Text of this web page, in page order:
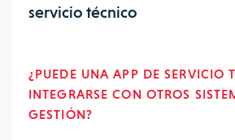
servicio técnico
¿PUEDE UNA APP DE SERVICIO
INTEGRARSE CON OTROS
GESTIÓN?